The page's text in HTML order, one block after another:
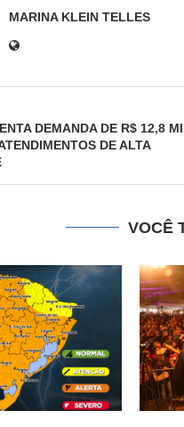
MARINA KLEIN TELLES
DEMANDA DE R$ 12,8
DE ALTA
VOCÊ